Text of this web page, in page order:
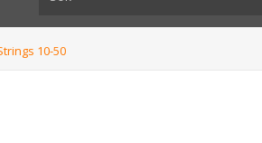
10-50